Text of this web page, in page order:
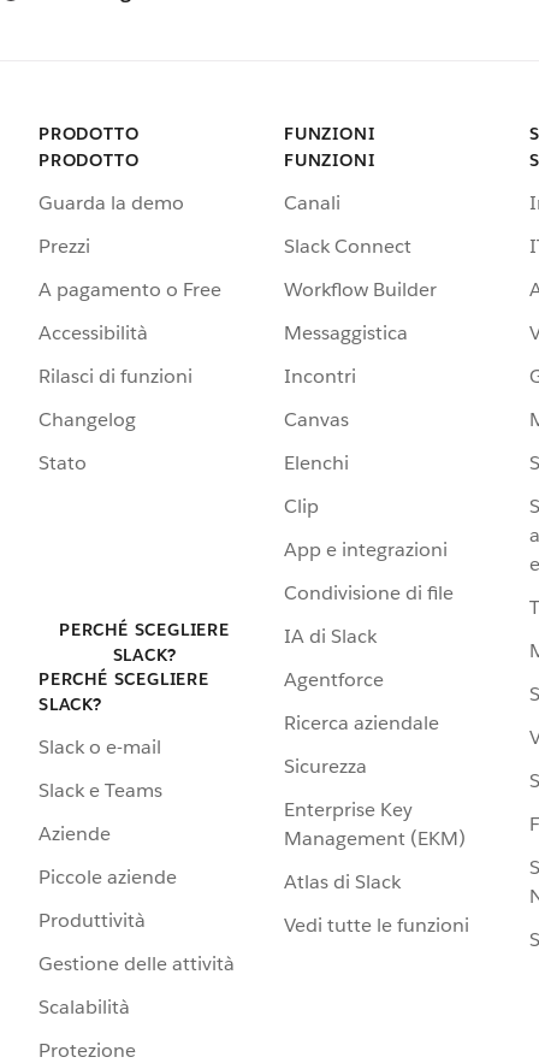
PRODOTTO
PRODOTTO
Guarda la demo
Prezzi
A pagamento o Free
Accessibilità
Rilasci di funzioni
Changelog
Stato
PERCHÉ SCEGLIERE
SLACK?
PERCHÉ SCEGLIERE
SLACK?
Slack o e-mail
Slack e Teams
Aziende
Piccole aziende
Produttività
Gestione delle attività
Scalabilità
Protezione
FUNZIONI
FUNZIONI
Canali
Slack Connect
Workflow Builder
Messaggistica
Incontri
Canvas
Elenchi
Clip
App e integrazioni
Condivisione di file
IA di Slack
Agentforce
Ricerca aziendale
Sicurezza
Enterprise Key
Management (EKM)
Atlas di Slack
Vedi tutte le funzioni